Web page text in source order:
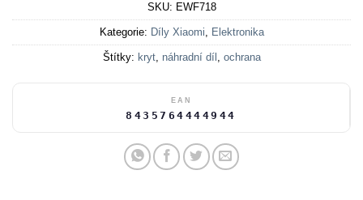
SKU: EWF718
Kategorie: Díly Xiaomi, Elektronika
Štítky: kryt, náhradní díl , ochrana
EAN
8435764444944